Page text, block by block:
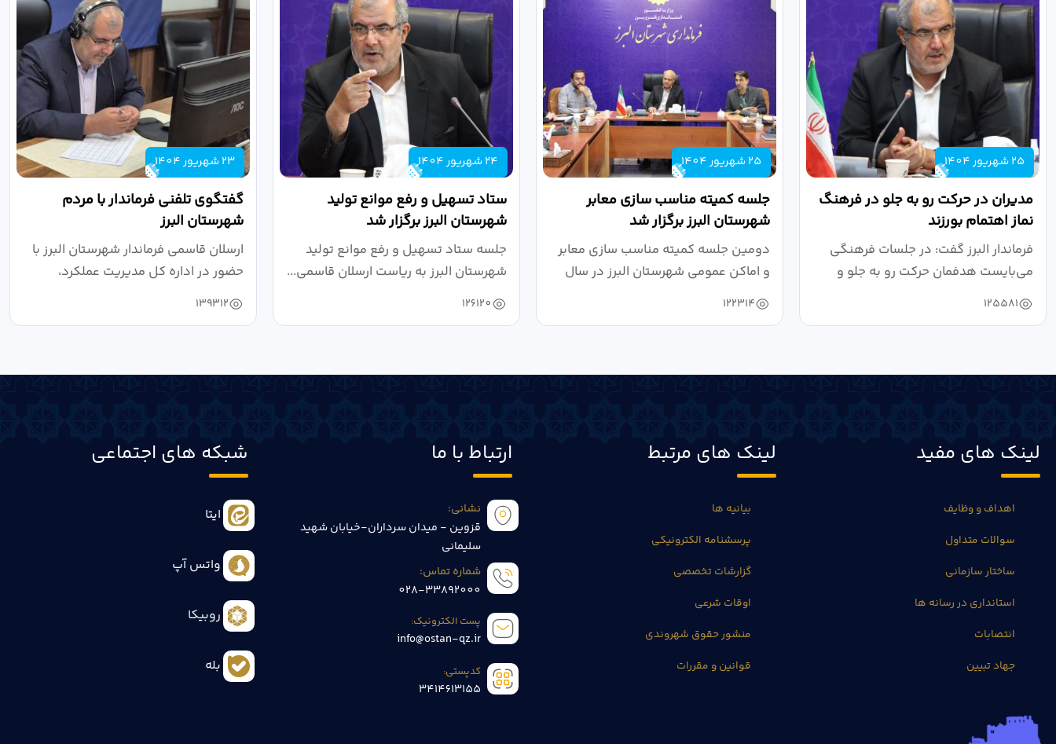
25 شهریور 1404
مدیران در حرکت رو به جلو در فرهنگ
نماز اهتمام بورزند
فرماندار البرز گفت: در جلسات فرهنگی
می‌بایست هدفمان حرکت رو به جلو و
دستیابی...
125581
25 شهریور 1404
جلسه کمیته مناسب سازی معابر
شهرستان البرز برگزار شد
دومین جلسه کمیته مناسب سازی معابر
و اماکن عمومی شهرستان البرز در سال
۱۴۰۴ به...
122314
24 شهریور 1404
ستاد تسهیل و رفع موانع تولید
شهرستان البرز برگزار شد
جلسه ستاد تسهیل و رفع موانع تولید
شهرستان البرز به ریاست ارسلان قاسمی...
126120
23 شهریور 1404
گفتگوی تلفنی فرماندار با مردم
شهرستان البرز
ارسلان قاسمی فرماندار شهرستان البرز با
حضور در اداره کل مدیریت عملکرد،
بازرسی...
139312
لینک های مفید
اهداف و وظایف
سوالات متداول
ساختار سازمانی
استانداری در رسانه ها
انتصابات
جهاد تبیین
لینک های مرتبط
بیانیه ها
پرسشنامه الکترونیکی
گزارشات تخصصی
اوقات شرعی
منشور حقوق شهروندی
قوانین و مقررات
ارتباط با ما
نشانی:
قزوین - میدان سرداران-خیابان شهید
سلیمانی
شماره تماس:
028-33892000
پست الکترونیک:
info@ostan-qz.ir
کدپستی:
3414613155
شبکه های اجتماعی
ایتا
واتس آپ
روبیکا
بله